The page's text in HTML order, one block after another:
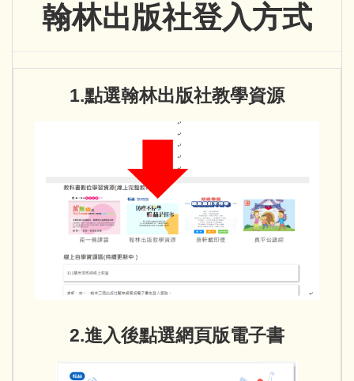
翰林出版社登入方式
1.點選翰林出版社教學資源
2.進入後點選網頁版電子書